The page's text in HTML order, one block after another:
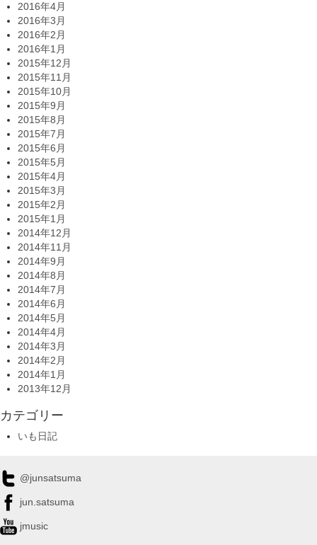
2016年4月
2016年3月
2016年2月
2016年1月
2015年12月
2015年11月
2015年10月
2015年9月
2015年8月
2015年7月
2015年6月
2015年5月
2015年4月
2015年3月
2015年2月
2015年1月
2014年12月
2014年11月
2014年9月
2014年8月
2014年7月
2014年6月
2014年5月
2014年4月
2014年3月
2014年2月
2014年1月
2013年12月
カテゴリー
いも日記
@junsatsuma
jun.satsuma
jmusic